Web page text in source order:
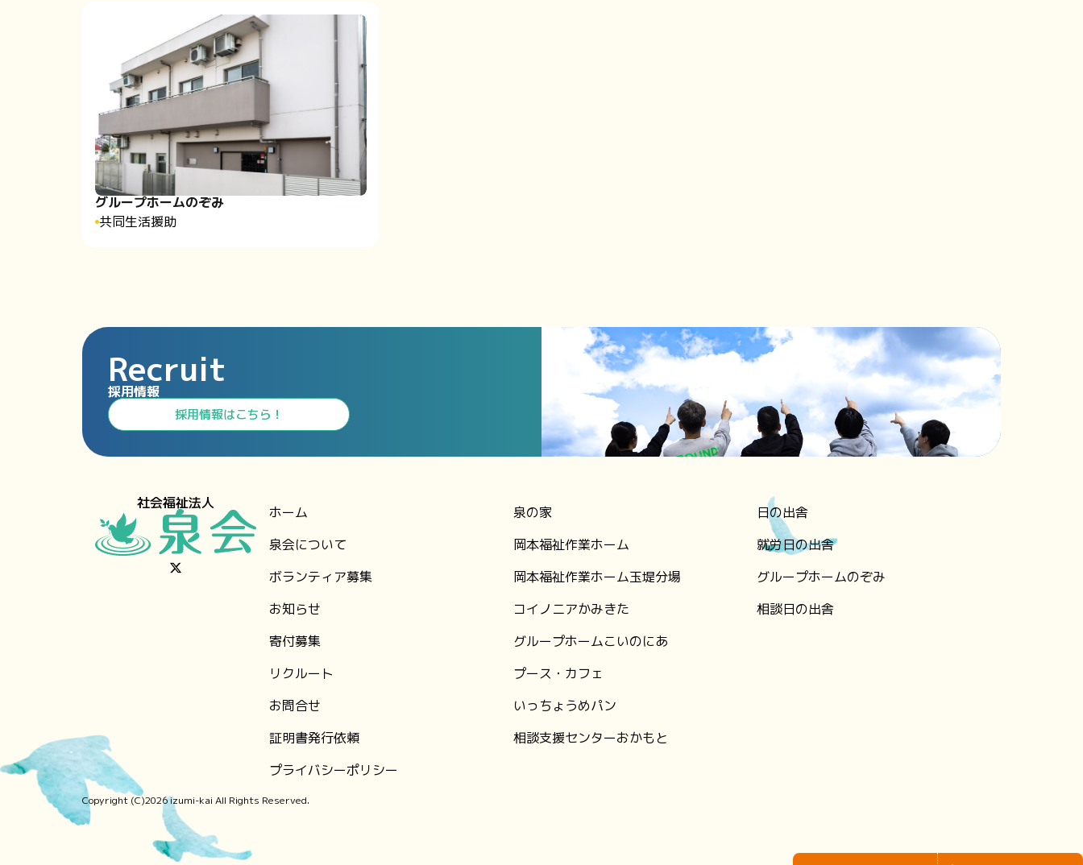
グループホームのぞみ
共同生活援助
Recruit
採用情報
⁩採用情報⁩はこちら！
社会福祉法人
ホーム
泉会について
ボランティア募集
お知らせ
⁨寄付募集
リクルート
お問合せ
証明書発行依頼
プライバシーポリシー
泉の家
岡本福祉作業ホーム
岡本福祉作業ホーム玉堤分場
コイノニアかみきた
グループホームこいのにあ
プース・カフェ
いっちょうめパン
相談支援センターおかもと
日の出舎
就労日の出舎
グループホームのぞみ
相談日の出舎
Copyright (C)2026 izumi-kai All Rights Reserved.